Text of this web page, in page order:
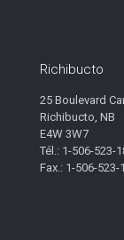
Richibucto
25 Boulevard
Richibucto, NB
E4W 3W7
Tél.: 1-506-523-
Fax.: 1-506-523-